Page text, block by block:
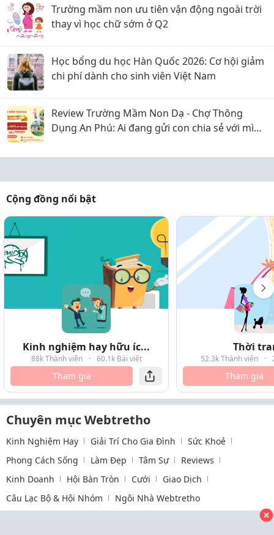
Trường mầm non ưu tiên vận động ngoài trời
thay vì học chữ sớm ở Q2
Học bổng du học Hàn Quốc 2026: Cơ hội giảm
chi phí dành cho sinh viên Việt Nam
Review Trường Mầm Non Dạ - Chợ Thông
Dụng An Phú: Ai đang gửi con chia sẻ với mình
Cộng đồng nổi bật
Kinh nghiệm hay hữu íc...
88k Thành viên · 60.1k Bài viết
Tham gia
Thời
52.3k Thành viên ·
Tham gia
Chuyên mục Webtretho
Kinh Nghiệm Hay Giải Trí Cho Gia Đình
Sức Khoẻ
Phong Cách Sống
Làm Đẹp Tâm Sự
Reviews
Kinh Doanh
Hội Bàn Tròn Cưới
Giao Dịch
Câu Lạc Bộ & Hội Nhóm
Ngôi Nhà Webtretho